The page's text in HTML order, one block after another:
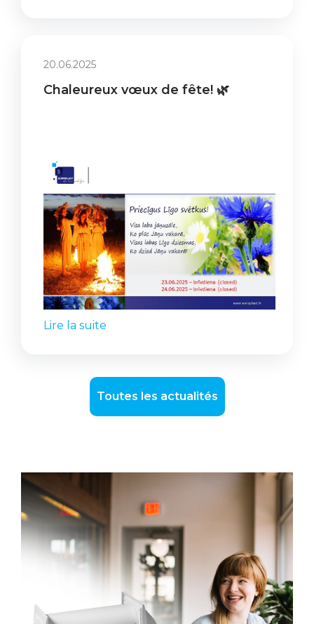
20.06.2025
Chaleureux vœux de fête! 🌿
Lire la suite
Toutes les actualités